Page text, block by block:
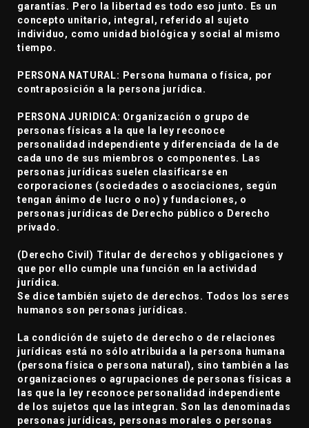
garantías. Pero la libertad es todo eso junto. Es un
concepto unitario, integral, referido al sujeto
individuo, como unidad biológica y social al mismo
tiempo.
PERSONA NATURAL: Persona humana o física, por
contraposición a la persona jurídica.
PERSONA JURIDICA: Organización o grupo de
personas físicas a la que la ley reconoce
personalidad independiente y diferenciada de la de
cada uno de sus miembros o componentes. Las
personas jurídicas suelen clasificarse en
corporaciones (sociedades o asociaciones, según
tengan ánimo de lucro o no) y fundaciones, o
personas jurídicas de Derecho público o Derecho
privado.
(Derecho Civil) Titular de derechos y obligaciones y
que por ello cumple una función en la actividad
jurídica.
Se dice también sujeto de derechos. Todos los seres
humanos son personas jurídicas.
La condición de sujeto de derecho o de relaciones
jurídicas está no sólo atribuida a la persona humana
(persona física o persona natural), sino también a las
organizaciones o agrupaciones de personas físicas a
las que la ley reconoce personalidad independiente
de los sujetos que las integran. Son las denominadas
personas jurídicas, personas morales o personas